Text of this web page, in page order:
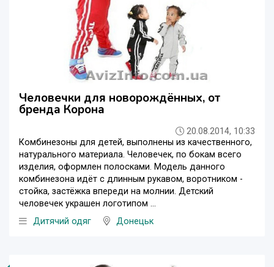
Человечки для новорождённых, от
бренда Корона
20.08.2014, 10:33
Комбинезоны для детей, выполнены из качественного,
натурального материала. Человечек, по бокам всего
изделия, оформлен полосками. Модель данного
комбинезона идёт с длинным рукавом, воротником -
стойка, застёжка впереди на молнии. Детский
человечек украшен логотипом ...
Дитячий одяг
Донецьк